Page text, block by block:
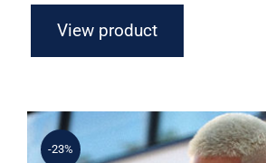
View product
-23%